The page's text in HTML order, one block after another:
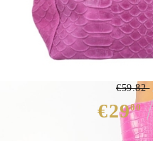
Дамски
кроко
€2900
€59.82